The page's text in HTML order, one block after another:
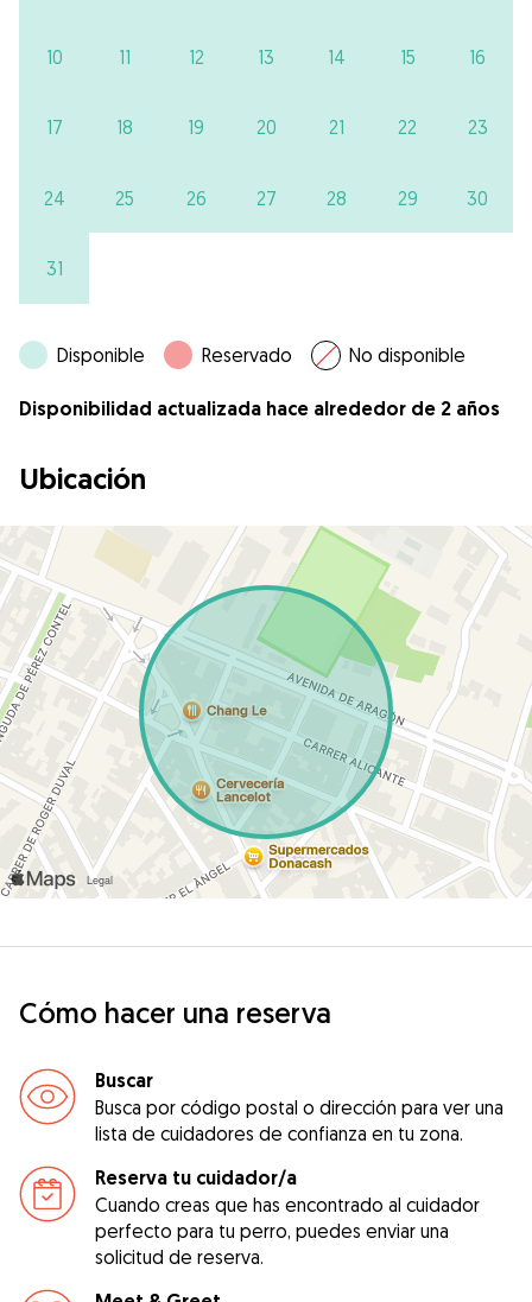
10 11 12 13 14 15 16
17 18 19 20 21 22 23
24 25 26 27 28 29 30
31
Disponible Reservado No disponible
Disponibilidad actualizada hace alrededor de 2 años
Ubicación
Cómo hacer una reserva
Buscar
Busca por código postal o dirección para ver una
lista de cuidadores de confianza en tu zona.
Reserva tu cuidador/a
Cuando creas que has encontrado al cuidador
perfecto para tu perro, puedes enviar una
solicitud de reserva.